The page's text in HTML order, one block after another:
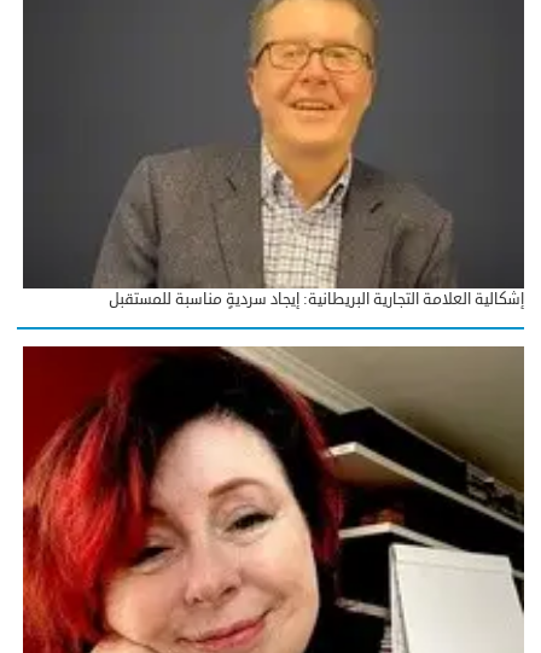
إشكالية العلامة التجارية البريطانية: إيجاد سرديةٍ مناسبة للمستقبل